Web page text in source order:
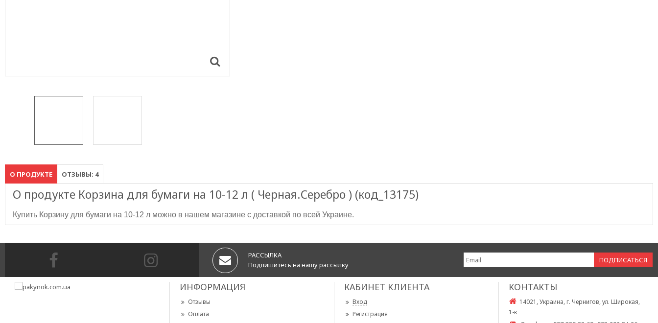
О ПРОДУКТЕ ОТЗЫВЫ: 4
О продукте Корзина для бумаги на 10-12 л ( Черная.Серебро ) (код_13175)
Купить Корзину для бумаги на 10-12 л можно в нашем магазине с доставкой по всей Украине.
РАССЫЛКА
Подпишитесь на нашу рассылку
ИНФОРМАЦИЯ
Отзывы
Оплата
КАБИНЕТ КЛИЕНТА
Вход
Регистрация
КОНТАКТЫ
14021, Украина, г. Чернигов, ул. Широкая,
1-к